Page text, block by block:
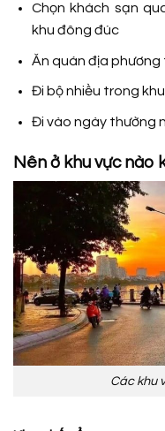
Chọn khách sạn
khu đông đúc
Ăn quán địa phương
Đi bộ nhiều trong
Đi vào ngày thường
Nên ở khu vực nào
Các khu